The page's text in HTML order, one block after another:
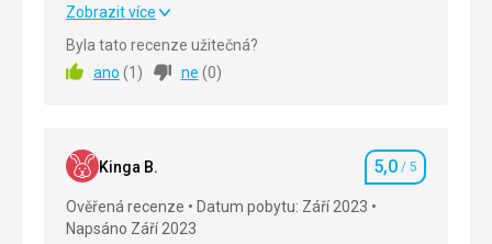
příjemný pobyt, doporučuji tento hotel
Strava
Služby 5,0/ 5
Cena
Zobrazit více
Byla tato recenze užitečná?
ano (1 ) ne (0)
Kinga B. Hodnocení
5,0 / 5
Ověřená recenze
Datum pobytu: Září 2023
Napsáno Září 2023